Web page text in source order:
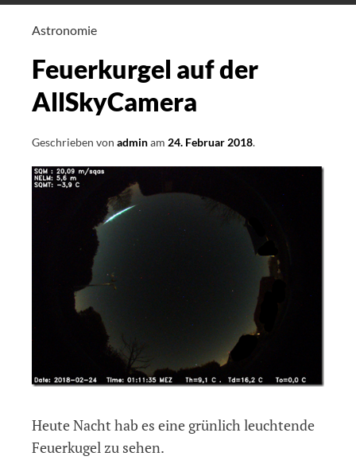
Astronomie
Feuerkurgel auf der
AllSkyCamera
Geschrieben von adminam 24. Februar 2018.
Heute Nacht hab es eine grünlich leuchtende
Feuerkugel zu sehen.